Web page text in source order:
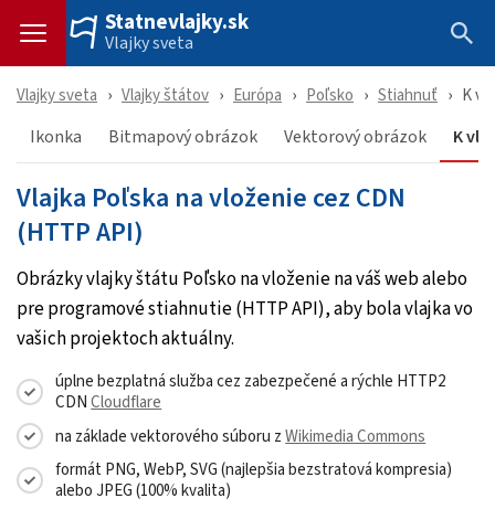
Statnevlajky.sk
Vlajky sveta
Vlajky sveta Vlajky štátov Európa Poľsko Stiahnuť K
Ikonka Bitmapový obrázok Vektorový obrázok K
Vlajka Poľska na vloženie cez CDN
(HTTP API)
Obrázky vlajky štátu Poľsko na vloženie na váš web alebo
pre programové stiahnutie (HTTP API), aby bola vlajka vo
vašich projektoch aktuálny.
úplne bezplatná služba cez zabezpečené a rýchle HTTP2
CDNCloudflare
na základe vektorového súboru zWikimedia Commons
formát PNG, WebP, SVG (najlepšia bezstratová kompresia)
alebo JPEG (100% kvalita)